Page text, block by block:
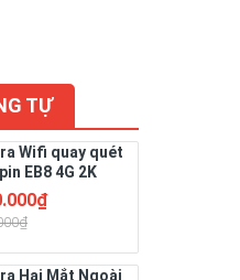
TỰ
Wifi quay quét
EB8 4G 2K
Hai Mắt Ngoài